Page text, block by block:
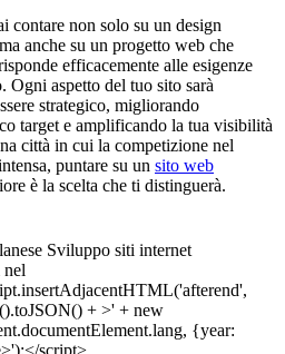
contare non solo su un design
anche su un progetto web che
efficacemente alle esigenze
Ogni aspetto del tuo sito sarà
strategico, migliorando
target e amplificando la tua visibilità
città in cui la competizione nel
puntare su un sito web
è la scelta che ti distinguerà.